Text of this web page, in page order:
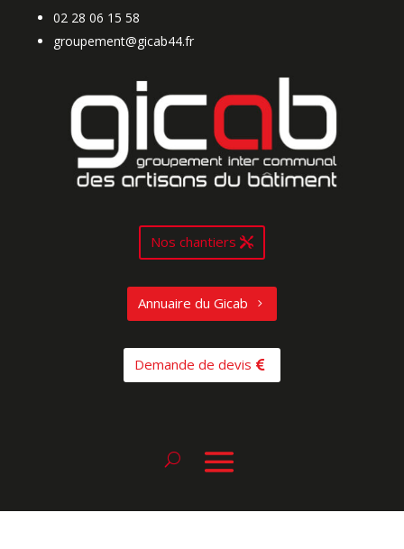
02 28 06 15 58
groupement@gicab44.fr
Nos chantiers
Annuaire du Gicab
Demande de devis